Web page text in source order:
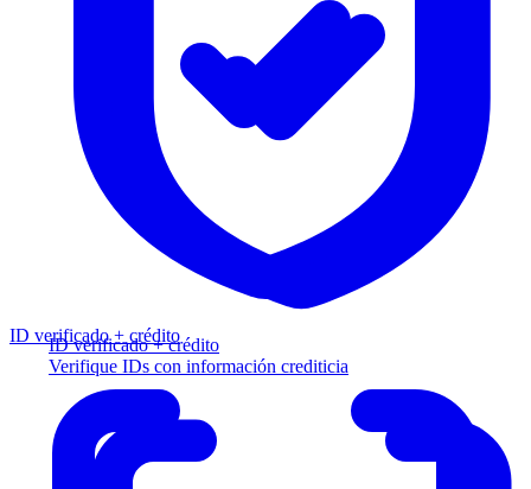
ID verificado + crédito
Verifique IDs con información crediticia
ID verificado + crédito